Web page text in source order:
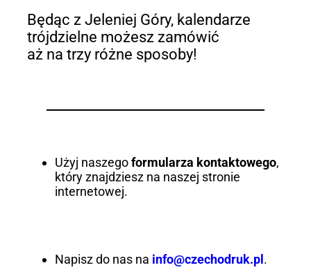
Będąc z Jeleniej Góry, kalendarze
trójdzielne możesz zamówić
aż na trzy różne sposoby!
Użyj naszegoformularza kontaktowego,
który znajdziesz na naszej stronie
internetowej.
Napisz do nas na info@czechodruk.pl .